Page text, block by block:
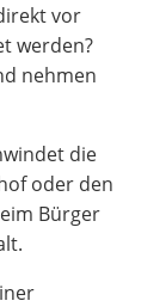
vor
werden?
nehmen
die
oder den
Bürger